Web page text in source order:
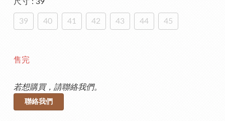
39 40 41 42 43 44 45
售完
若想購買，請聯絡我們。
聯絡我們